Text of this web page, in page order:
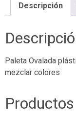
Descripción
Paleta Ovalada
mezclar colores